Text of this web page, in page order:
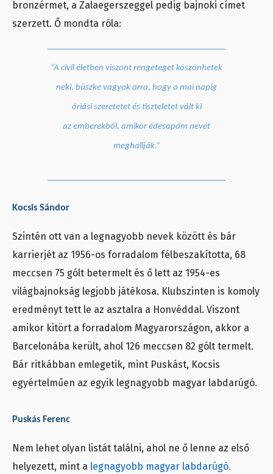
bronzérmet, a Zalaegerszeggel pedig bajnoki címet
szerzett. Ő mondta róla:
“A civil életben viszont rengeteget köszönhetek
neki, büszke vagyok arra, hogy a mai napig
óriási szeretetet és tiszteletet vált ki
az emberekből, amikor édesapám nevét
meghallják.”
Kocsis Sándor
Szintén ott van a legnagyobb nevek között és bár
karrierjét az 1956-os forradalom félbeszakította, 68
meccsen 75 gólt betermelt és ő lett az 1954-es
világbajnokság legjobb játékosa. Klubszinten is komoly
eredményt tett le az asztalra a Honvéddal. Viszont
amikor kitört a forradalom Magyarországon, akkor a
Barcelonába került, ahol 126 meccsen 82 gólt termelt.
Bár ritkábban emlegetik, mint Puskást, Kocsis
egyértelműen az egyik legnagyobb magyar labdarúgó.
Puskás Ferenc
Nem lehet olyan listát találni, ahol ne ő lenne az első
helyezett, mint a legnagyobb magyar labdarúgó.